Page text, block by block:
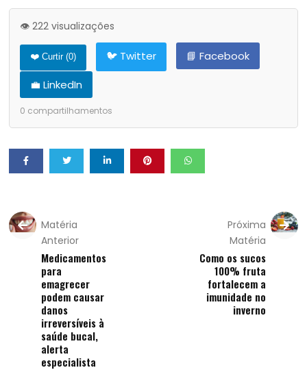
👁️ 222 visualizações
❤️ Curtir (0) 🐦 Twitter
📘 Facebook
💼 LinkedIn
0 compartilhamentos
Matéria
Anterior
Medicamentos
para
emagrecer
podem causar
danos
irreversíveis à
saúde bucal,
alerta
especialista
Próxima
Matéria
Como os sucos
100% fruta
fortalecem a
imunidade no
inverno